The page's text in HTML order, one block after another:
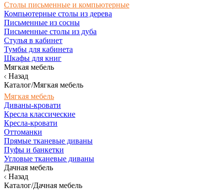
Столы письменные и компьютерные
Компьютерные столы из дерева
Письменные из сосны
Письменные столы из дуба
Стулья в кабинет
Тумбы для кабинета
Шкафы для книг
Мягкая мебель
Назад
Каталог/Мягкая мебель
Мягкая мебель
Диваны-кровати
Кресла классические
Кресла-кровати
Оттоманки
Прямые тканевые диваны
Пуфы и банкетки
Угловые тканевые диваны
Дачная мебель
Назад
Каталог/Дачная мебель